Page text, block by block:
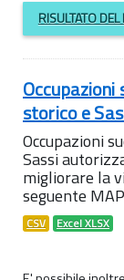
RISULTATO DEL
storico e
Occupazioni
Sassi
migliorare la
seguente
CSV Excel XLSX